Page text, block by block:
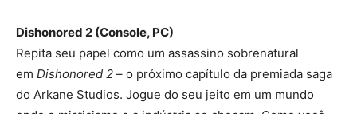
Dishonored 2 (Console, PC)
Repita seu papel como um assassino sobrenatural
em Dishonored 2 – o próximo capítulo da premiada saga
do Arkane Studios. Jogue do seu jeito em um mundo